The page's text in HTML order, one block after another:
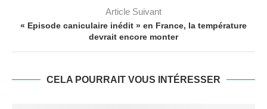
Article Suivant
« Episode caniculaire inédit » en France, la température
devrait encore monter
CELA POURRAIT VOUS INTÉRESSER